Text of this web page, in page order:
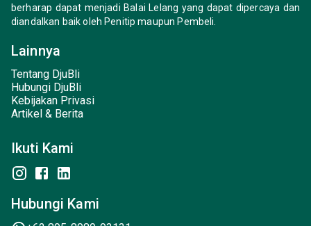
berharap dapat menjadi Balai Lelang yang dapat dipercaya dan
diandalkan baik oleh Penitip maupun Pembeli.
Lainnya
Tentang DjuBli
Hubungi DjuBli
Kebijakan Privasi
Artikel & Berita
Ikuti Kami
Hubungi Kami